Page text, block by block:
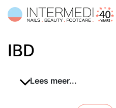
Overslaan naar inhoud
IBD
Lees meer...